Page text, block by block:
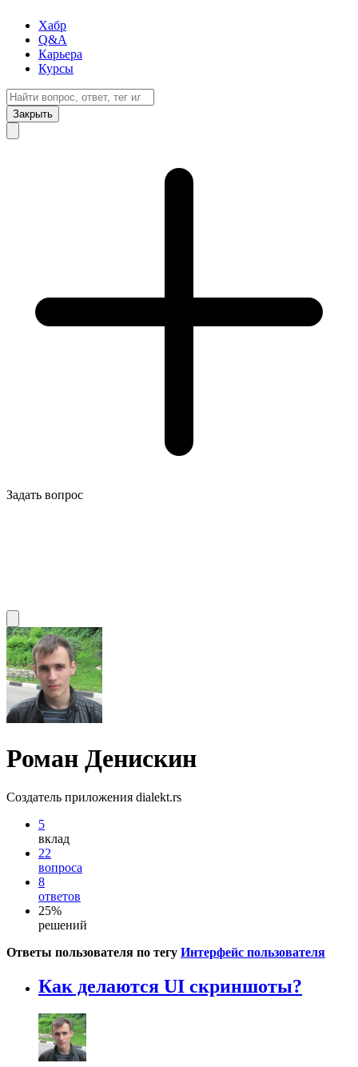
Хабр
Q&A
Карьера
Курсы
Закрыть
Задать вопрос
Роман Денискин
Создатель приложения dialekt.rs
5
вклад
22
вопроса
8
ответов
25%
решений
Ответы пользователя по тегу Интерфейс пользователя
Как делаются UI скриншоты?